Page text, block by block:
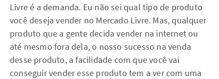
Livre é a demanda. Eu não sei qual tipo de produto
você deseja vender no Mercado Livre. Mas, qualquer
produto que a gente decida vender na internet ou
até mesmo fora dela, o nosso sucesso na venda
desse produto, a facilidade com que você vai
conseguir vender esse produto tem a ver com uma